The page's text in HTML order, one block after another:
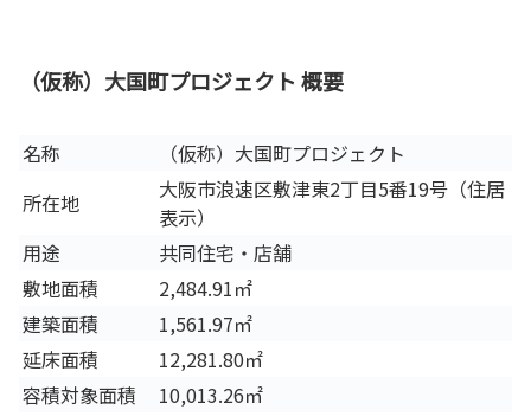
（仮称）大国町プロジェクト 概要
名称
（仮称）大国町プロジェクト
所在地
大阪市浪速区敷津東2丁目5番19号（住居
表示）
用途
共同住宅・店舗
敷地面積
2,484.91㎡
建築面積
1,561.97㎡
延床面積
12,281.80㎡
容積対象面積
10,013.26㎡